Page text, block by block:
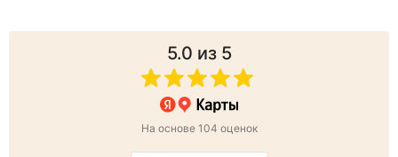
5.0 из 5
На основе 104 оценок